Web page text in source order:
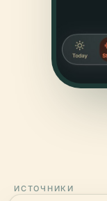
ИСТОЧНИКИ